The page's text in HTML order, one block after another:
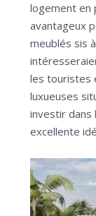
logement en
avantageux
meublés sis
les touristes
luxueuses
investir dans
excellente